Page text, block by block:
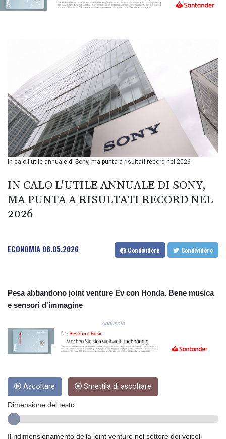
BMD 1.153523
BSD 1.153383
BTN 109.752598
BWP 15.568217
BYN 3.434433
BYR
22609.049164
BZD 2.319643
CAD 1.616126
CDF
2606.961815
CHF 0.934567
CLP
1055.612189
CNY 7.785184
CRC 524.321776
CUC 1.153523
CZK 24.263276
DOP 67.329861
EGP 57.417408
FJD 2.553842
FKP 0.857346
GGP 0.857346
GHS 13.535365
In calo l'utile annuale di Sony, ma punta a risultati record nel 2026
IN CALO L'UTILE ANNUALE DI SONY,
MA PUNTA A RISULTATI RECORD NEL
2026
ECONOMIA 08.05.2026 Condividere Condividere
Pesa abbandono joint venture Ev con Honda. Bene musica
e sensori d'immagine
Annuncio
Ascoltare Smettila di ascoltare
Dimensione del testo:
Il ridimensionamento della joint venture nel settore dei veicoli